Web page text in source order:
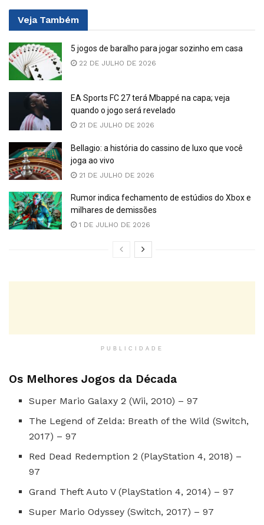
Veja Também
5 jogos de baralho para jogar sozinho em casa
22 DE JULHO DE 2026
EA Sports FC 27 terá Mbappé na capa; veja
quando o jogo será revelado
21 DE JULHO DE 2026
Bellagio: a história do cassino de luxo que você
joga ao vivo
21 DE JULHO DE 2026
Rumor indica fechamento de estúdios do Xbox e
milhares de demissões
1 DE JULHO DE 2026
PUBLICIDADE
Os Melhores Jogos da Década
Super Mario Galaxy 2 (Wii, 2010) – 97
The Legend of Zelda: Breath of the Wild (Switch,
2017) – 97
Red Dead Redemption 2 (PlayStation 4, 2018) –
97
Grand Theft Auto V (PlayStation 4, 2014) – 97
Super Mario Odyssey (Switch, 2017) – 97